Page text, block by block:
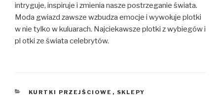
intryguje, inspiruje i zmienia nasze postrzeganie świata.
Moda gwiazd zawsze wzbudza emocje i wywołuje plotki
w nie tylko w kuluarach. Najciekawsze plotki z wybiegów i
pl otki ze świata celebrytów.
KATEGORIE
KURTKI PRZEJŚCIOWE , SKLEPY